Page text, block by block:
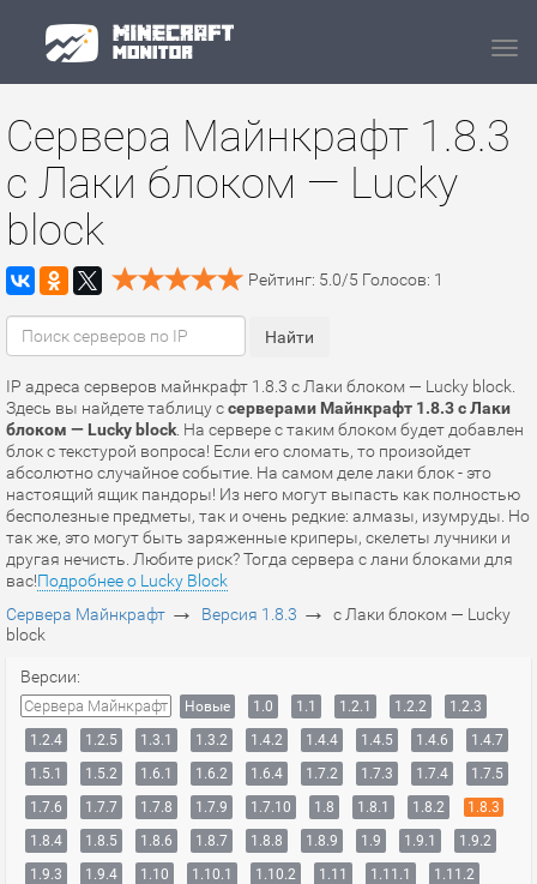
Сервера Майнкрафт 1.8.3
с Лаки блоком — Lucky
block
Рейтинг: 5.0/5 Голосов: 1
IP адреса серверов майнкрафт 1.8.3 с Лаки блоком — Lucky block.
Здесь вы найдете таблицу ссерверами Майнкрафт 1.8.3 с Лаки
блоком — Lucky block . На сервере с таким блоком будет добавлен
блок с текстурой вопроса! Если его сломать, то произойдет
абсолютно случайное событие. На самом деле лаки блок - это
настоящий ящик пандоры! Из него могут выпасть как полностью
бесполезные предметы, так и очень редкие: алмазы, изумруды. Но
так же, это могут быть заряженные криперы, скелеты лучники и
другая нечисть. Любите риск? Тогда сервера с лани блоками для
вас!Подробнее о Lucky Block
Сервера Майнкрафт → Версия 1.8.3 →
с Лаки блоком — Lucky
block
Версии:
Сервера Майнкрафт Новые 1.0 1.1 1.2.1 1.2.2
1.2.3
1.2.4
1.2.5 1.3.1 1.3.2 1.4.2 1.4.4 1.4.5 1.4.6
1.4.7
1.5.1
1.5.2 1.6.1 1.6.2 1.6.4 1.7.2 1.7.3 1.7.4
1.7.5
1.7.6
1.7.7 1.7.8 1.7.9 1.7.10 1.8 1.8.1 1.8.2
1.8.3
1.8.4
1.8.5 1.8.6 1.8.7 1.8.8 1.8.9 1.9 1.9.1
1.9.2
1.9.3
1.9.4 1.10 1.10.1 1.10.2 1.11 1.11.1
1.11.2